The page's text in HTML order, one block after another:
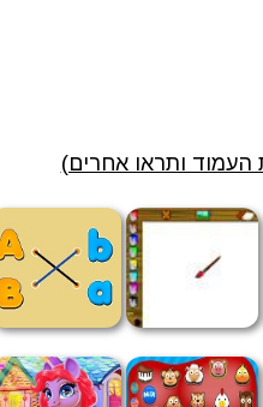
העמוד ותראו אחרים)